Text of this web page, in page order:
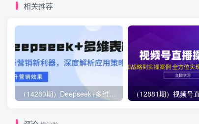
相关推荐
（14280期）Deepseek+多维表格，银行营销新利器，深度解析应用策略，提升营销效果